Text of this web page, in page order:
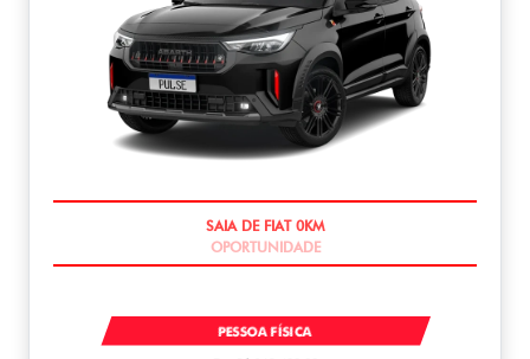
PULSE ABARTH TUBO 270 AT FLEX T270
PESSOA FÍSICA